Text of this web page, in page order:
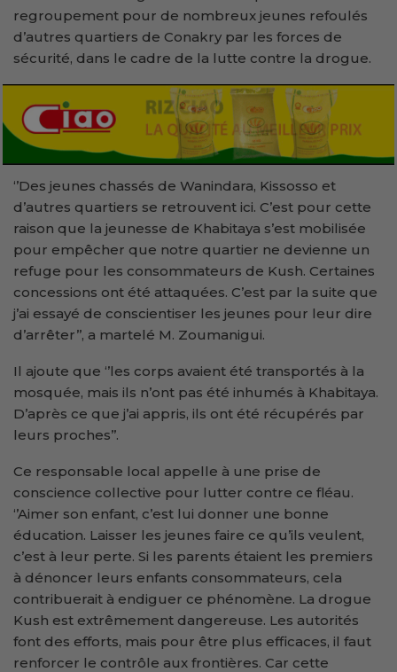
regroupement pour de nombreux jeunes refoulés
d’autres quartiers de Conakry par les forces de
sécurité, dans le cadre de la lutte contre la drogue.
‘’Des jeunes chassés de Wanindara, Kissosso et
d’autres quartiers se retrouvent ici. C’est pour cette
raison que la jeunesse de Khabitaya s’est mobilisée
pour empêcher que notre quartier ne devienne un
refuge pour les consommateurs de Kush. Certaines
concessions ont été attaquées. C’est par la suite que
j’ai essayé de conscientiser les jeunes pour leur dire
d’arrêter’’, a martelé M. Zoumanigui.
Il ajoute que ‘’les corps avaient été transportés à la
mosquée, mais ils n’ont pas été inhumés à Khabitaya.
D’après ce que j’ai appris, ils ont été récupérés par
leurs proches’’.
Ce responsable local appelle à une prise de
conscience collective pour lutter contre ce fléau.
‘’Aimer son enfant, c’est lui donner une bonne
éducation. Laisser les jeunes faire ce qu’ils veulent,
c’est à leur perte. Si les parents étaient les premiers
à dénoncer leurs enfants consommateurs, cela
contribuerait à endiguer ce phénomène. La drogue
Kush est extrêmement dangereuse. Les autorités
font des efforts, mais pour être plus efficaces, il faut
renforcer le contrôle aux frontières. Car cette